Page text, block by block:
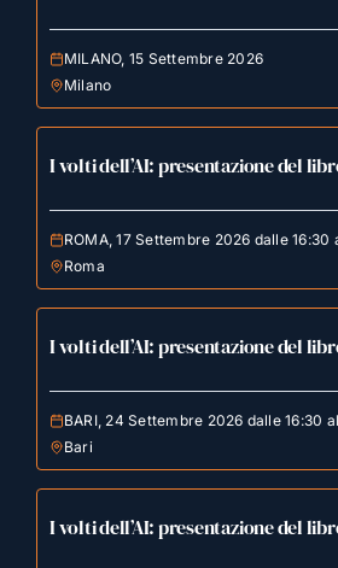
MILANO, 15 Settembre 2026
Milano
I volti dell’AI: presentazione del
ROMA, 17 Settembre 2026 dalle 16:30
Roma
I volti dell’AI: presentazione del
BARI, 24 Settembre 2026 dalle 16:30
Bari
I volti dell’AI: presentazione del